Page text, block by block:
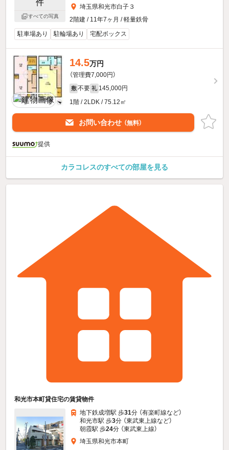
すべての写真
埼玉県和光市白子３
2階建 / 11年7ヶ月 / 軽量鉄骨
駐車場あり
駐輪場あり 宅配ボックス
14.5万円
（管理費7,000円）
敷 不要 礼 145,000円
1階 / 2LDK / 75.12㎡
お問い合わせ （無料）
提供
カラコレスのすべての部屋を見る
和光市本町貸住宅の賃貸物件
地下鉄成増駅 歩31分 （有楽町線など）
和光市駅 歩3分 （東武東上線など）
朝霞駅 歩24分 （東武東上線）
埼玉県和光市本町